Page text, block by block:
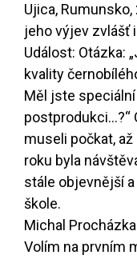
Ujica,
jeho výjev zvlášť
Událost: Otázka:
kvality
Měl jste
postprodukci…?“
museli počkat,
roku byla
stále objevnější
škole.
Michal Procházka
Volím na prvním